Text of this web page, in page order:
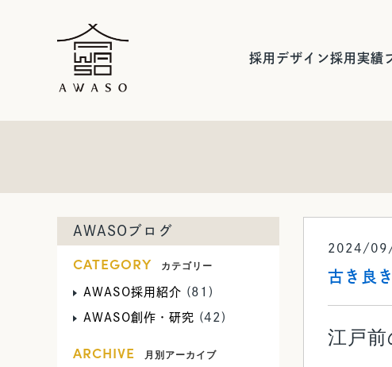
採用デザイン採用実績
2024/09/
古き良
江戸
AWASOブログ
CATEGORY カテゴリー
AWASO採用紹介 (81)
AWASO創作・研究 (42)
ARCHIVE 月別アーカイブ